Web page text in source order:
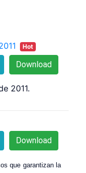
Hot
Download
2011.
Download
que garantizan la